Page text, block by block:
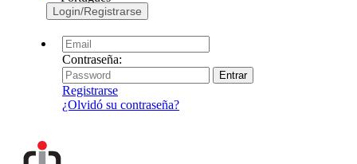
Login/Registrarse
Contraseña:
Registrarse
¿Olvidó su contraseña?